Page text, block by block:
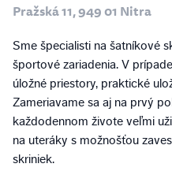
Pražská 11, 949 01 Nitra
Sme špecialisti na šatníkové
športové zariadenia. V
úložné priestory, praktické
Zameriavame sa aj na prvý
každodennom živote veľmi
na uteráky s možnošťou
skriniek.